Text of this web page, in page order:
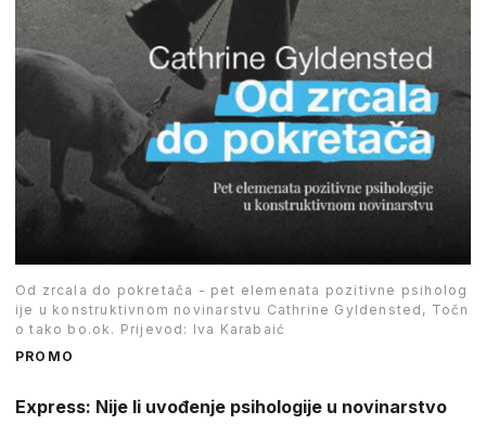
Od zrcala do pokretača - pet elemenata pozitivne psiholog
ije u konstruktivnom novinarstvu Cathrine Gyldensted, Točn
o tako bo.ok. Prijevod: Iva Karabaić
PROMO
Express: Nije li uvođenje psihologije u novinarstvo